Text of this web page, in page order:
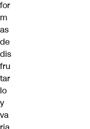
for
m
as
de
dis
fru
tar
lo
y
va